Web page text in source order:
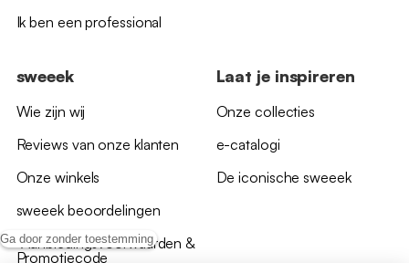
Ga door zonder toestemming
Ik ben een professional
sweeek
Wie zijn wij
Reviews van onze klanten
Onze winkels
sweeek beoordelingen
*Aanbiedingsvoorwaarden &
Promotiecode
Laat je inspireren
Onze collecties
e-catalogi
De iconische sweeek